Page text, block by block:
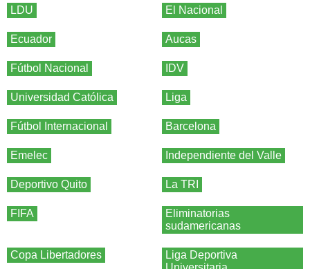
LDU El Nacional
Ecuador Aucas
Fútbol Nacional IDV
Universidad Católica Liga
Fútbol Internacional Barcelona
Emelec Independiente del Valle
Deportivo Quito La TRI
FIFA
Eliminatorias
sudamericanas
Copa Libertadores
Liga Deportiva